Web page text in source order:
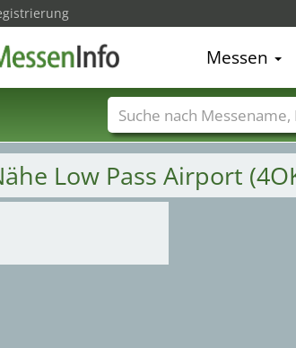
Low Pass Airport
Messen
Messenamen Länder